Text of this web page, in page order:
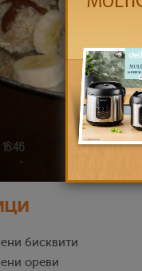
бисквити
ореви